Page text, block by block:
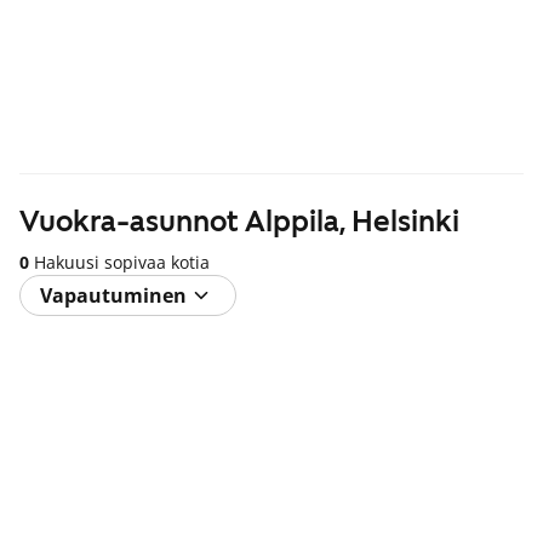
Vuokra-asunnot Alppila, Helsinki
0 Hakuusi sopivaa kotia
Vapautuminen